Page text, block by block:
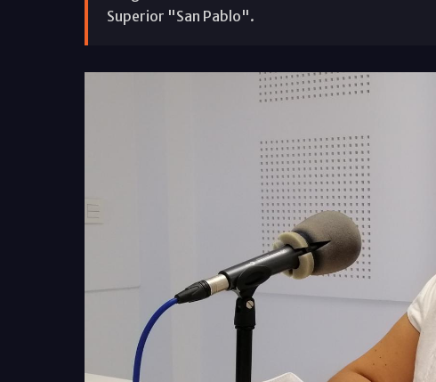
Superior "San Pablo".